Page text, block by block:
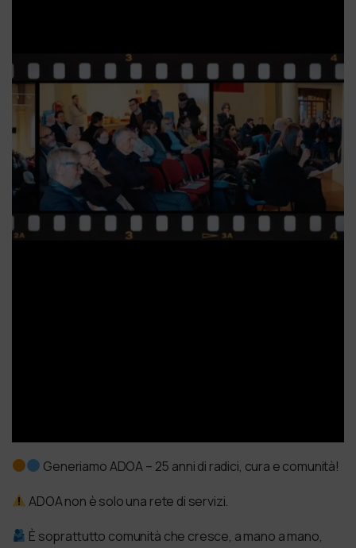
Generiamo ADOA – 25 anni di radici, cura e comunità!
ADOA non è solo una rete di servizi.
È soprattutto comunità che cresce, a mano a mano,